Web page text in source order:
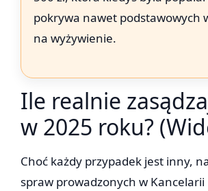
pokrywa nawet podstawowych
na wyżywienie.
Ile realnie
w 2025 roku?
Choć każdy przypadek jest inny,
spraw prowadzonych w Kancelarii